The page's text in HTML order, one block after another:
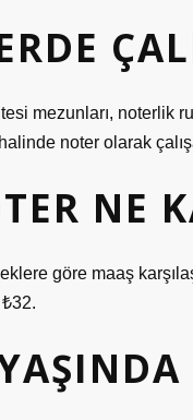
mezunları, noterlik
noter olarak
NE
göre maaş